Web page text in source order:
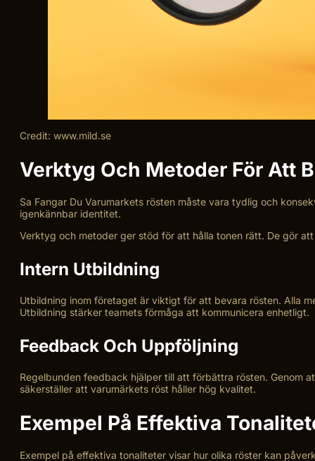
Credit: www.mild.se
Verktyg Och Metoder För Att
Sa Fangar Du Varumarkets rösten måste vara tydlig och
igenkännbar identitet.
Verktyg och metoder ger stöd för att hålla tonen rätt. De gör
Intern Utbildning
Utbildning inom företaget är viktigt för att bevara rösten. Alla
Utbildning stärker teamets förmåga att kommunicera enhetligt.
Feedback Och Uppföljning
Regelbunden feedback hjälper till att förbättra rösten. Genom
säkerställer att varumärkets röst håller hög kvalitet.
Exempel På Effektiva
Exempel på effektiva tonaliteter visar hur olika röster kan